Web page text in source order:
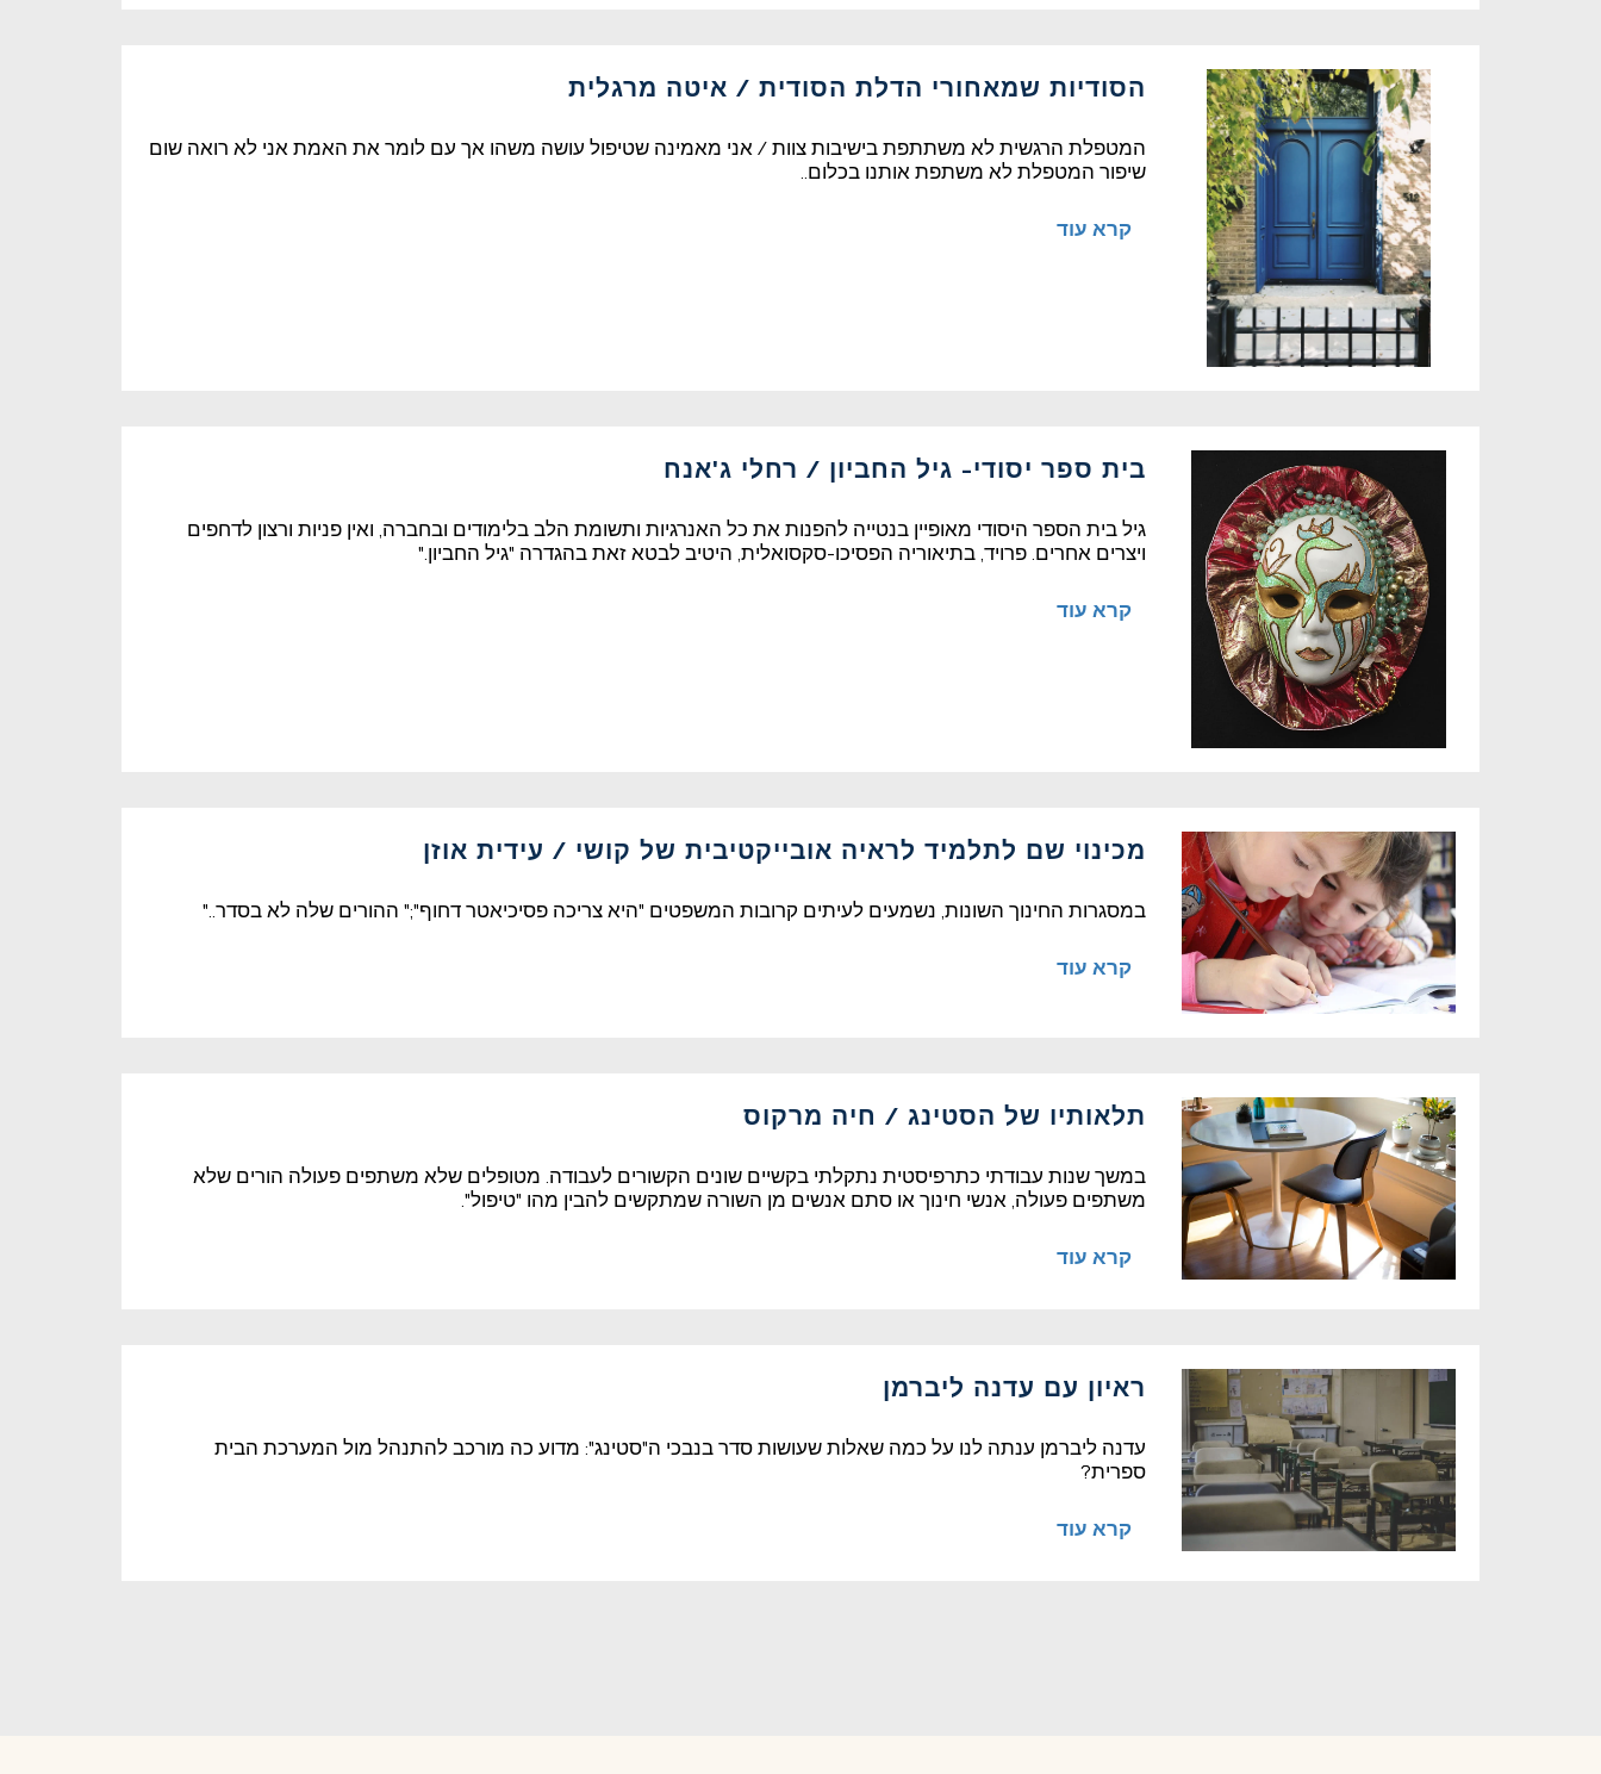
הסודיות שמאחורי הדלת הסודית / איטה מרגלית
המטפלת הרגשית לא משתתפת בישיבות צוות / אני מאמינה שטיפול עושה משהו אך עם לומר את האמת אני לא רואה שום
שיפור המטפלת לא משתפת אותנו בכלום..
קרא עוד
בית ספר יסודי- גיל החביון / רחלי ג'אנח
גיל בית הספר היסודי מאופיין בנטייה להפנות את כל האנרגיות ותשומת הלב בלימודים ובחברה, ואין פניות ורצון לדחפים
ויצרים אחרים. פרויד, בתיאוריה הפסיכו-סקסואלית, היטיב לבטא זאת בהגדרה "גיל החביון."
קרא עוד
מכינוי שם לתלמיד לראיה אובייקטיבית של קושי / עידית אוזן
במסגרות החינוך השונות, נשמעים לעיתים קרובות המשפטים "היא צריכה פסיכיאטר דחוף";" ההורים שלה לא בסדר.."
קרא עוד
תלאותיו של הסטינג / חיה מרקוס
במשך שנות עבודתי כתרפיסטית נתקלתי בקשיים שונים הקשורים לעבודה. מטופלים שלא משתפים פעולה הורים שלא
משתפים פעולה, אנשי חינוך או סתם אנשים מן השורה שמתקשים להבין מהו "טיפול".
קרא עוד
ראיון עם עדנה ליברמן
עדנה ליברמן ענתה לנו על כמה שאלות שעושות סדר בנבכי ה"סטינג": מדוע כה מורכב להתנהל מול המערכת הבית
ספרית?
קרא עוד